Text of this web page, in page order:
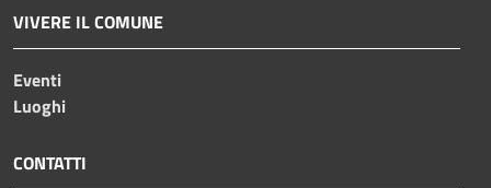
VIVERE IL COMUNE
Eventi
Luoghi
CONTATTI